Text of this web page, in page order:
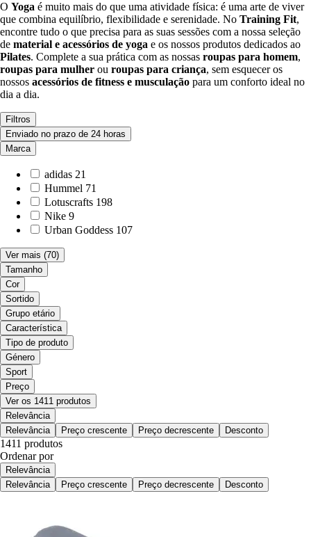
O Yoga é muito mais do que uma atividade física: é uma arte de viver
que combina equilíbrio, flexibilidade e serenidade. No Training Fit,
encontre tudo o que precisa para as suas sessões com a nossa seleção
de material e acessórios de yoga e os nossos produtos dedicados ao
Pilates. Complete a sua prática com as nossas roupas para homem,
roupas para mulher ou roupas para criança, sem esquecer os
nossos acessórios de fitness e musculação para um conforto ideal no
dia a dia.
Filtros
Enviado no prazo de 24 horas
Marca
adidas 21
Hummel 71
Lotuscrafts 198
Nike 9
Urban Goddess 107
Ver mais (70)
Tamanho
Cor
Sortido
Grupo etário
Característica
Tipo de produto
Género
Sport
Preço
Ver os 1411 produtos
Relevância
Relevância
Preço crescente Preço decrescente Desconto
1411 produtos
Ordenar por
Relevância
Relevância
Preço crescente Preço decrescente Desconto